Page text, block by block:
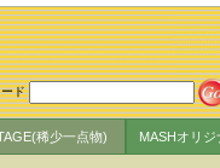
ド
稀少一点物) MASHオリ